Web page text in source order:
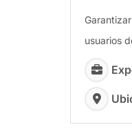
usuarios